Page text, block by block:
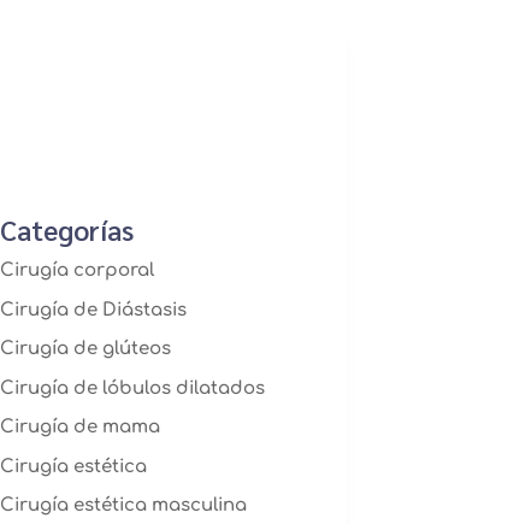
Categorías
Cirugía corporal
Cirugía de Diástasis
Cirugía de glúteos
Cirugía de lóbulos dilatados
Cirugía de mama
Cirugía estética
Cirugía estética masculina